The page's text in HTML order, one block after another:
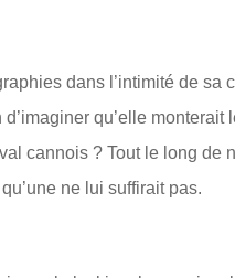
dans l’intimité de sa
qu’elle monterait
cannois ? Tout le long de
ne lui suffirait pas.